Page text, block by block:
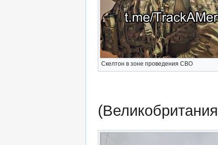
Скелтон в зоне проведения СВО